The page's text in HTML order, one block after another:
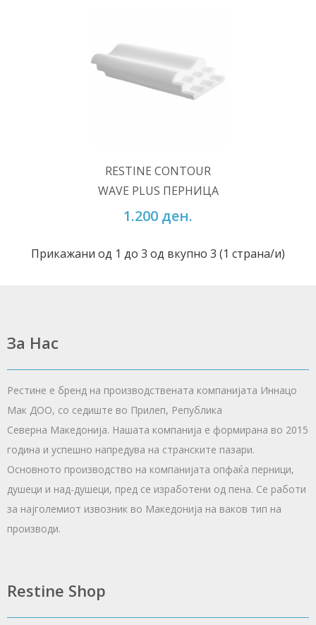
RESTINE CONTOUR
WAVE PLUS ПЕРНИЦА
1.200 ден.
Додај во желби
Додај за споредба
Прикажани од 1 до 3 од вкупно 3 (1 страна/и)
За Нас
Рестине е бренд на производствената компанијата Иннацо
Мак ДОО, со седиште во Прилеп, Република
Северна Македонија. Нашата компанија е формирана во 2015
година и успешно напредува на странските пазари.
Основното производство на компанијата опфаќа перници,
душеци и над-душеци, пред се изработени од пена. Се работи
за најголемиот извозник во Македонија на ваков тип на
производи.
Restine Shop